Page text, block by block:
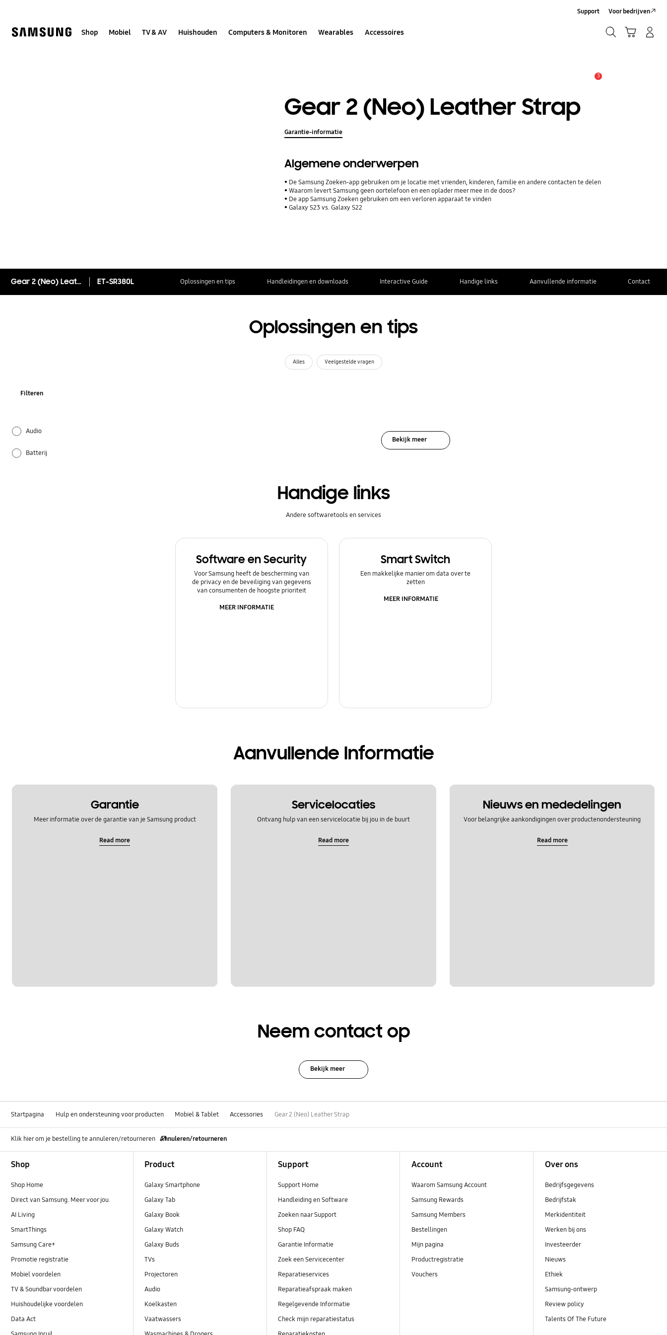
Shop Mobiel TV & AV Huishouden Computers & Monitoren Wearables Accessoires
Support Voor bedrijven
3
Gear 2 (Neo) Leather Strap
Garantie-informatie
Algemene onderwerpen
De Samsung Zoeken-app gebruiken om je locatie met vrienden, kinderen, familie en andere contacten te delen
Waarom levert Samsung geen oortelefoon en een oplader meer mee in de doos?
De app Samsung Zoeken gebruiken om een verloren apparaat te vinden
Galaxy S23 vs. Galaxy S22
Gear 2 (Neo) Leather Strap ET-SR380L Oplossingen en tips Handleidingen en downloads Interactive Guide Handige links Aanvullende informatie Contact
Oplossingen en tips
Alles Veelgestelde vragen
Filteren
Audio
Batterij
Bekijk meer
Handige links
Andere softwaretools en services
Software en Security
Voor Samsung heeft de bescherming van
de privacy en de beveiliging van gegevens
van consumenten de hoogste prioriteit
MEER INFORMATIE
Smart Switch
Een makkelijke manier om data over te
zetten
MEER INFORMATIE
Aanvullende Informatie
Garantie
Meer informatie over de garantie van je Samsung product
Read more
Servicelocaties
Ontvang hulp van een servicelocatie bij jou in de buurt
Read more
Nieuws en mededelingen
Voor belangrijke aankondigingen over productenondersteuning
Read more
Neem contact op
Bekijk meer
Startpagina Hulp en ondersteuning voor producten Mobiel & Tablet Accessories Gear 2 (Neo) Leather Strap
Klik hier om je bestelling te annuleren/retourneren Annuleren/retourneren
Shop
Shop Home
Direct van Samsung. Meer voor jou.
AI Living
SmartThings
Samsung Care+
Promotie registratie
Mobiel voordelen
TV & Soundbar voordelen
Huishoudelijke voordelen
Data Act
Product
Galaxy Smartphone
Galaxy Tab
Galaxy Book
Galaxy Watch
Galaxy Buds
TVs
Projectoren
Audio
Koelkasten
Vaatwassers
Support
Support Home
Handleiding en Software
Zoeken naar Support
Shop FAQ
Garantie Informatie
Zoek een Servicecenter
Reparatieservices
Reparatieafspraak maken
Regelgevende Informatie
Check mijn reparatiestatus
Account
Waarom Samsung Account
Samsung Rewards
Samsung Members
Bestellingen
Mijn pagina
Productregistratie
Vouchers
Over ons
Bedrijfsgegevens
Bedrijfstak
Merkidentiteit
Werken bij ons
Investeerder
Nieuws
Ethiek
Samsung-ontwerp
Review policy
Talents Of The Future